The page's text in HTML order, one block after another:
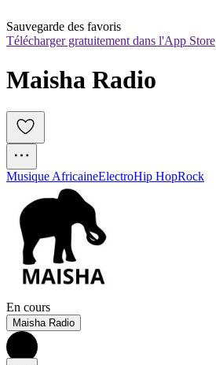
Sauvegarde des favoris
Télécharger gratuitement dans l'App Store
Maisha Radio
Musique AfricaineElectroHip HopRock
En cours
Maisha Radio